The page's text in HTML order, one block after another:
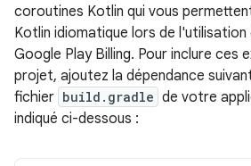
coroutines Kotlin qui vous
Kotlin idiomatique lors de l'utilisation
Google Play Billing. Pour inclure ces
projet, ajoutez la dépendance
fichier build.gradle de votre
indiqué ci-dessous :